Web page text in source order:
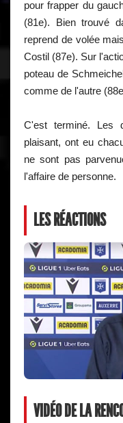
pour frapper du
(81e). Bien trouvé
reprend de volée
Costil (87e). Sur
poteau de
comme de l'autre
C'est terminé. Les
plaisant, ont eu
ne sont pas
l'affaire de personne.
LES RÉACTIONS
VIDÉO DE LA